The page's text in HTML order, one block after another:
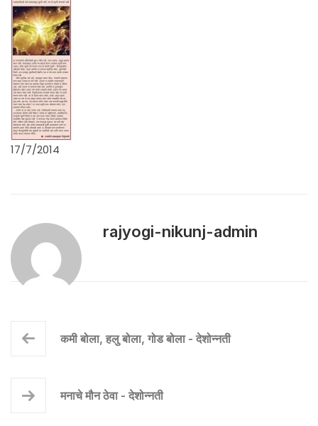
17/7/2014
rajyogi-nikunj-admin
कमी बोला, हलु बोला, गोड बोला - देशोन्नती
मनाचे मौन ठेवा - देशोन्नती